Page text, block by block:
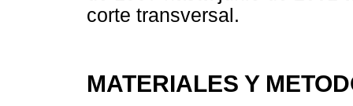
corte transversal.
MATERIALES Y